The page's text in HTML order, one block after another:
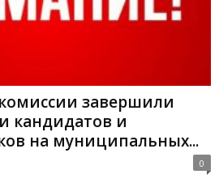
завершили
кандидатов и
на муниципальных...
0